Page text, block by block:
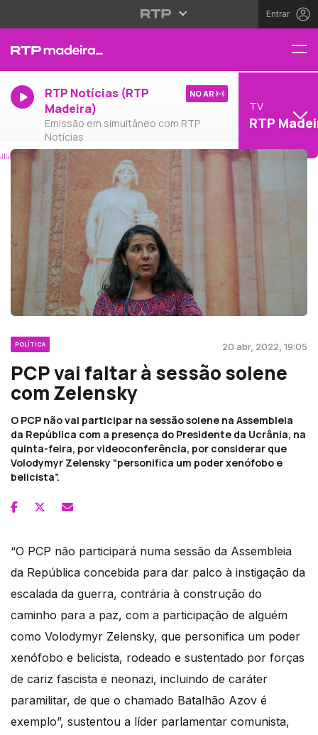
Entrar
RTP Notícias (RTP
Madeira)
Emissão em simultâneo com RTP
Notícias
NO AR
TV
RTP
POLÍTICA 20 abr, 2022, 19:05
PCP vai faltar à sessão solene
com Zelensky
O PCP não vai participar na sessão solene na Assembleia
da República com a presença do Presidente da Ucrânia, na
quinta-feira, por videoconferência, por considerar que
Volodymyr Zelensky “personifica um poder xenófobo e
belicista”.
“O PCP não participará numa sessão da Assembleia
da República concebida para dar palco à instigação da
escalada da guerra, contrária à construção do
caminho para a paz, com a participação de alguém
como Volodymyr Zelensky, que personifica um poder
xenófobo e belicista, rodeado e sustentado por forças
de cariz fascista e neonazi, incluindo de caráter
paramilitar, de que o chamado Batalhão Azov é
exemplo”, sustentou a líder parlamentar comunista,